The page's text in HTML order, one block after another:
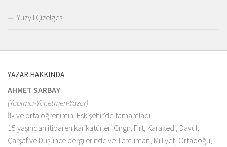
Yüzyıl Çizelgesi
YAZAR HAKKINDA
AHMET SARBAY
(Yapımcı-Yönetmen-Yazar)
İlk ve orta öğrenimini Eskişehir'de tamamladı.
15 yaşından itibaren karikatürleri Gırgır, Fırt, Karakedi, Davul,
Çarşaf ve Düşünce dergilerinde ve Tercüman, Milliyet, Ortadoğu,